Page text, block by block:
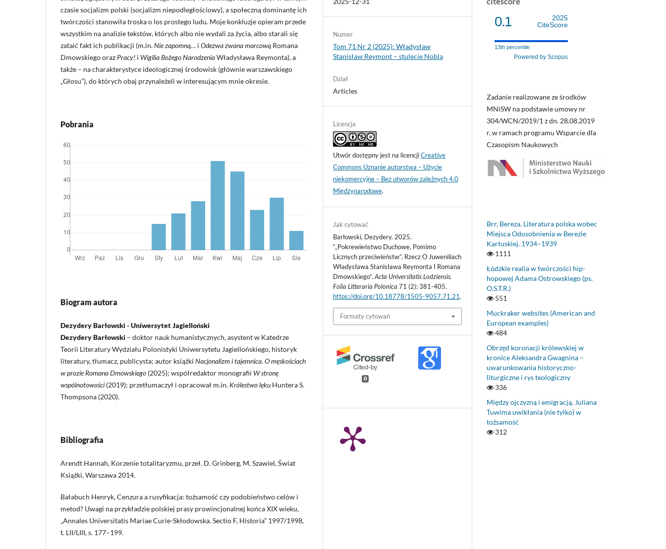
czasie socjalizm polski (socjalizm niepodległościowy), a społeczną dominantę ich
twórczości stanowiła troska o los prostego ludu. Moje konkluzje opieram przede
wszystkim na analizie tekstów, których albo nie wydali za życia, albo starali się
zataić fakt ich publikacji (m.in.Nie zapomną… i Odezwa zwana marcową Romana
Dmowskiego oraz Pracy! i Wigilia Bożego NarodzeniaWładysława Reymonta), a
także – na charakterystyce ideologicznej środowisk (głównie warszawskiego
„Głosu”), do których obaj przynależeli w interesującym mnie okresie.
Pobrania
Biogram autora
Dezydery Barłowski - Uniwersytet Jagielloński
Dezydery Barłowski – doktor nauk humanistycznych, asystent w Katedrze
Teorii Literatury Wydziału Polonistyki Uniwersytetu Jagiellońskiego, historyk
literatury, tłumacz, publicysta; autor książki Nacjonalizm i tajemnica. O męskościach
w prozie Romana Dmowskiego (2025); współredaktor monografii W stronę
wspólnotowości (2019); przetłumaczył i opracował m.in. Królestwo lęku Huntera S.
Thompsona (2020).
Bibliografia
Arendt Hannah, Korzenie totalitaryzmu, przeł. D. Grinberg, M. Szawiel, Świat
Książki, Warszawa 2014.
Bałabuch Henryk, Cenzura a rusyfikacja: tożsamość czy podobieństwo celów i
metod? Uwagi na przykładzie polskiej prasy prowincjonalnej końca XIX wieku,
„Annales Universitatis Mariae Curie-Skłodowska. Sectio F, Historia” 1997/1998,
t. LII/LIII, s. 177–199.
Numer
Tom 71 Nr 2 (2025): Władysław
Stanisław Reymont – stulecie Nobla
Dział
Articles
Licencja
Utwór dostępny jest na licencjiCreative
Commons Uznanie autorstwa – Użycie
niekomercyjne – Bez utworów zależnych 4.0
Międzynarodowe.
Jak cytować
Barłowski, Dezydery. 2025.
“„Pokrewieństwo Duchowe, Pomimo
Licznych przeciwieństw”. Rzecz O Juweniliach
Władysława Stanisława Reymonta I Romana
Dmowskiego”.Acta Universitatis Lodziensis.
Folia Litteraria Polonica 71 (2): 381-405.
https://doi.org/10.18778/1505-9057.71.21.
Formaty cytowań
0
0.1
2025
CiteScore
13th percentile
Powered by Scopus
Zadanie realizowane ze środków
MNiSW na podstawie umowy nr
304/WCN/2019/1 z dn. 28.08.2019
r. w ramach programu Wsparcie dla
Czasopism Naukowych
Brr, Bereza. Literatura polska wobec
Miejsca Odosobnienia w Berezie
Kartuskiej. 1934–1939
1111
Łódzkie realia w twórczości hip-
hopowej Adama Ostrowskiego (ps.
O.S.T.R.)
551
Muckraker websites (American and
European examples)
484
Obrzęd koronacji królewskiej w
kronice Aleksandra Gwagnina –
uwarunkowania historyczno-
liturgiczne i rys teologiczny
336
Między ojczyzną i emigracją. Juliana
Tuwima uwikłania (nie tylko) w
tożsamość
312